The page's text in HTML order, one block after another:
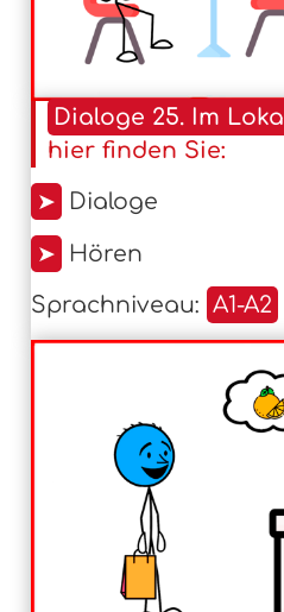
Dialoge 25. Im
hier finden Sie:
➤ Dialoge
➤ Hören
Sprachniveau: A1-A2